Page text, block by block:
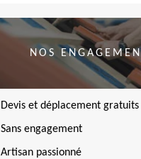
NOS
Devis et déplacement gratuits
Sans engagement
Artisan passionné